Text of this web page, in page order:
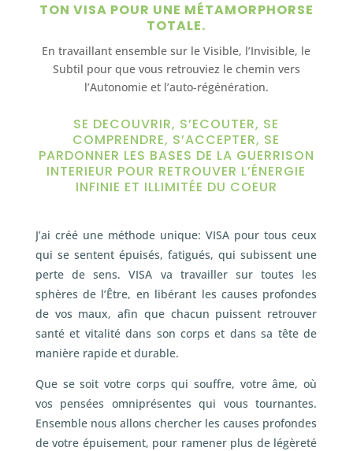
TON VISA POUR UNE MÉTAMORPHORSE
TOTALE.
En travaillant ensemble sur le Visible, l’Invisible, le
Subtil pour que vous retrouviez le chemin vers
l’Autonomie et l’auto-régénération.
SE DECOUVRIR, S’ECOUTER, SE
COMPRENDRE, S’ACCEPTER, SE
PARDONNER LES BASES DE LA GUERRISON
INTERIEUR POUR RETROUVER L’ÉNERGIE
INFINIE ET ILLIMITÉE DU COEUR
J’ai créé une méthode unique: VISA pour tous ceux
qui se sentent épuisés, fatigués, qui subissent une
perte de sens. VISA va travailler sur toutes les
sphères de l’Être, en libérant les causes profondes
de vos maux, afin que chacun puissent retrouver
santé et vitalité dans son corps et dans sa tête de
manière rapide et durable.
Que se soit votre corps qui souffre, votre âme, où
vos pensées omniprésentes qui vous tournantes.
Ensemble nous allons chercher les causes profondes
de votre épuisement, pour ramener plus de légèreté